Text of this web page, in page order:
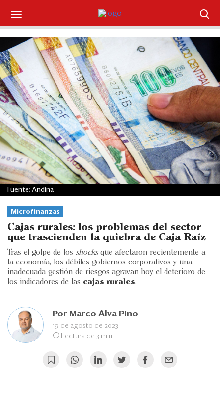
Suscríbase
Iniciar sesión
Portada
¿Qué está pasando?
Sectores y Empresas
Management
Economía y Finanzas
Legal y Política
Eventos
Blogs
Ranking CEO
Microfinanzas
Cajas rurales: los problemas del sector
que trascienden la quiebra de Caja Raíz
Tras el golpe de los shocksque afectaron recientemente a
la economía, los débiles gobiernos corporativos y una
inadecuada gestión de riesgos agravan hoy el deterioro de
los indicadores de las cajas rurales.
Por Marco Alva Pino
19 de agosto de 2023
Lectura de 3 min
Fuente: Andina